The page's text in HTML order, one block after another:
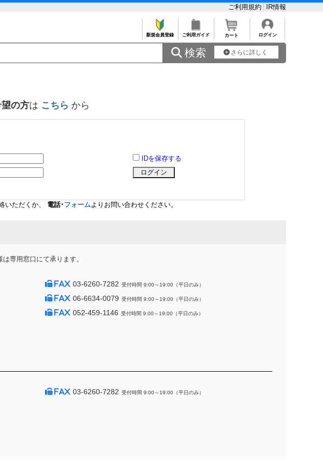
ご利用規約 IR情報
新規会員登録 ご利用ガイド カート ログイン
 検索 さらに詳しく
の方は こちら から
IDを保存する
いただくか、 電話･ フォームよりお問い合わせください。
専用窓口にて承ります。
03-6260-7282 受付時間 9:00～19:00（平日のみ）
06-6634-0079 受付時間 9:00～19:00（平日のみ）
052-459-1146 受付時間 9:00～19:00（平日のみ）
03-6260-7282 受付時間 9:00～19:00（平日のみ）